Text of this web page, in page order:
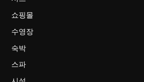
쇼핑몰
수영장
숙박
스파